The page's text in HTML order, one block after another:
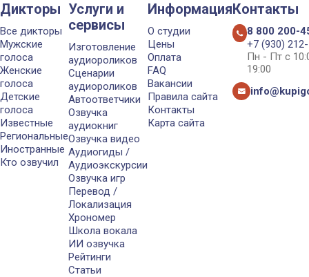
Дикторы
Все дикторы
Мужские
голоса
Женские
голоса
Детские
голоса
Известные
Региональные
Иностранные
Кто озвучил
Услуги и
сервисы
Изготовление
аудиороликов
Сценарии
аудиороликов
Автоответчики
Озвучка
аудиокниг
Озвучка видео
Аудиогиды /
Аудиоэкскурсии
Озвучка игр
Перевод /
Локализация
Хрономер
Школа вокала
ИИ озвучка
Рейтинги
Статьи
Информация
О студии
Цены
Оплата
FAQ
Вакансии
Правила сайта
Контакты
Карта сайта
Контакты
8 800 200-
+7 (930)
Пн - Пт с
19:00